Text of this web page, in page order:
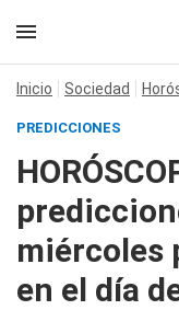
Inicio Sociedad
PREDICCIONES
miércoles
en el día